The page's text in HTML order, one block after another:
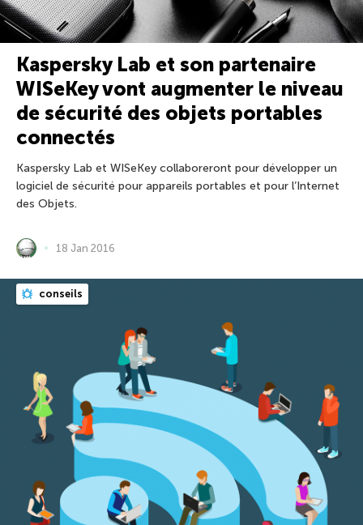
Kaspersky Lab et son partenaire
WISeKey vont augmenter le niveau
de sécurité des objets portables
connectés
Kaspersky Lab et WISeKey collaboreront pour développer un
logiciel de sécurité pour appareils portables et pour l’Internet
des Objets.
18 Jan 2016
conseils